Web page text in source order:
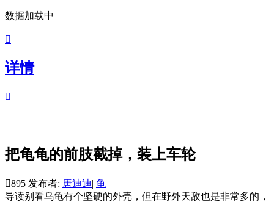
数据加载中

详情

把龟龟的前肢截掉，装上车轮
895 发布者: 唐迪迪| 龟
导读别看乌龟有个坚硬的外壳，但在野外天敌也是非常多的，